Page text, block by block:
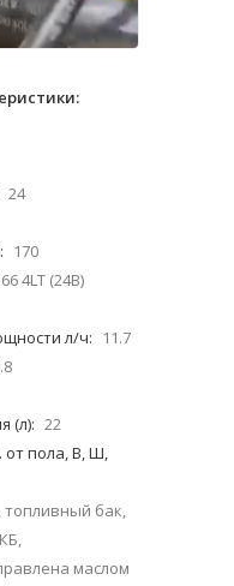
24
170
4LT (24В)
л/ч:
11.7
(л): 22
пола, В, Ш,
топливный бак,
маслом